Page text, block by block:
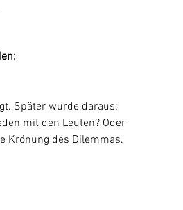
Später wurde daraus:
mit den Leuten? Oder
Krönung des Dilemmas.